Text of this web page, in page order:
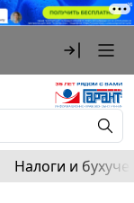
Налоги и